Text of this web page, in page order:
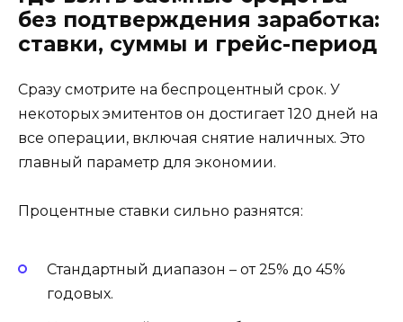
без подтверждения заработка:
ставки, суммы и грейс-период
Сразу смотрите на беспроцентный срок. У
некоторых эмитентов он достигает 120 дней на
все операции, включая снятие наличных. Это
главный параметр для экономии.
Процентные ставки сильно разнятся:
Стандартный диапазон – от 25% до 45%
годовых.